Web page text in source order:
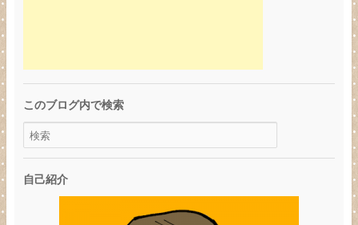
このブログ内で検索
自己紹介